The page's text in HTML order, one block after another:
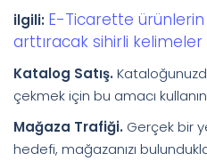
ilgili: E-Ticarette
arttıracak sihirli kelimeler
Katalog Satış.
çekmek için bu amacı
Mağaza Trafiği. Gerçek bir
hedefi, mağazanızı